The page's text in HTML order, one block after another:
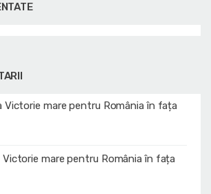
Victorie mare pentru România în fața
Victorie mare pentru România în fața